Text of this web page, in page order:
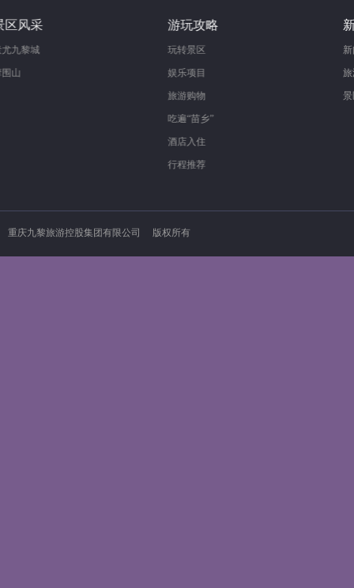
景区风采
蚩尤九黎城
摩围山
游玩攻略
玩转景区
娱乐项目
旅游购物
吃遍“苗乡”
酒店入住
行程推荐
重庆九黎旅游控股集团有限公司 版权所有